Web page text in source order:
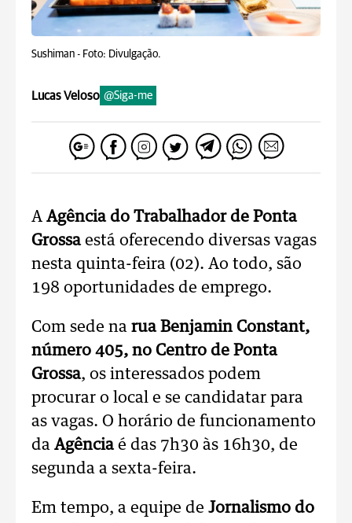
Sushiman - Foto: Divulgação.
Lucas Veloso @Siga-me
A Agência do Trabalhador de Ponta
Grossaestá oferecendo diversas vagas
nesta quinta-feira (02). Ao todo, são
198 oportunidades de emprego.
Com sede na rua Benjamin Constant,
número 405, no Centro de Ponta
Grossa, os interessados podem
procurar o local e se candidatar para
as vagas. O horário de funcionamento
da Agênciaé das 7h30 às 16h30, de
segunda a sexta-feira.
Em tempo, a equipe de Jornalismo do